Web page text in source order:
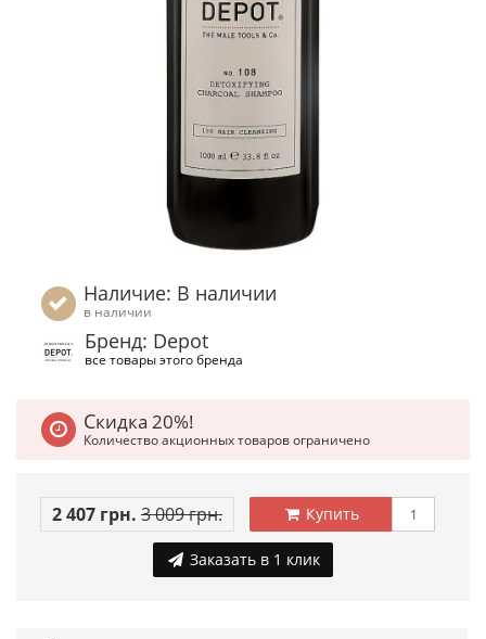
Наличие: В наличии
в наличии
Бренд: Depot
все товары этого бренда
Скидка 20%!
Количество акционных товаров ограничено
2 407 грн. 3 009 грн. Купить
Заказать в 1 клик